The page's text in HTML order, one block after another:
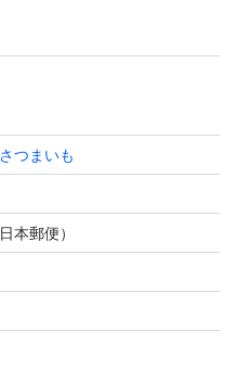
ーム、悪評価は受け付け
ルはできませんので、ご理
さつまいも
本郵便）